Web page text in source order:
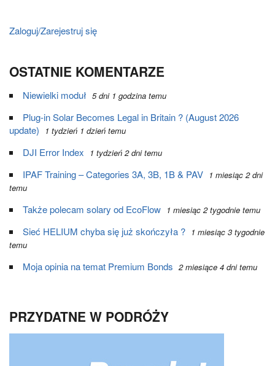
Zaloguj/Zarejestruj się
OSTATNIE KOMENTARZE
Niewielki moduł 5 dni 1 godzina temu
Plug-in Solar Becomes Legal in Britain ? (August 2026
update)
1 tydzień 1 dzień temu
DJI Error Index 1 tydzień 2 dni temu
IPAF Training – Categories 3A, 3B, 1B & PAV 1 miesiąc 2 dni
temu
Także polecam solary od EcoFlow 1 miesiąc 2 tygodnie temu
Sieć HELIUM chyba się już skończyła ? 1 miesiąc 3 tygodnie
temu
Moja opinia na temat Premium Bonds 2 miesiące 4 dni temu
PRZYDATNE W PODRÓŻY